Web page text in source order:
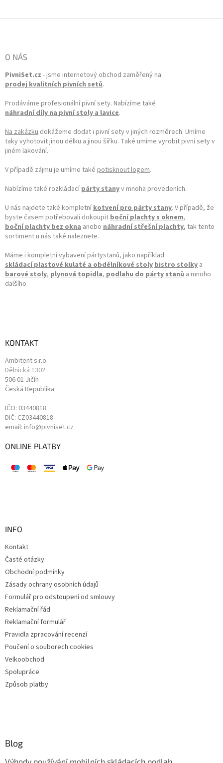
O NÁS
PivniSet.cz - jsme internetový obchod zaměřený na
prodej kvalitních pivních setů.
Prodáváme profesionální pivní sety. Nabízíme také
náhradní díly na pivní stoly a lavice.
Na zakázku dokážeme dodat i pivní sety v jiných rozměrech. Umíme
taky vyhotovit jinou délku a jinou šířku. Také umíme vyrobit pivní sety v
jiném lakování.
V případě zájmu je umíme také potisknout logem.
Nabízíme také rozkládací párty stanyv mnoha provedeních.
U nás najdete také kompletníkotvení pro párty stany. V případě, že
byste časem potřebovali dokoupitboční plachty s oknem,
boční plachty bez okna anebo náhradní střešní plachty, tak tento
sortiment u nás také naleznete.
Máme i kompletní vybavení pártystanů, jako například
skládací plastové kulaté a obdélníkové stolybistro stolky a
barové stoly, plynová topidla, podlahu do párty stanů a mnoho
dalšího.
KONTAKT
Ambitent s.r.o.
Dělnická 1302
506 01 Jičín
Česká Republika
IČO: 03440818
DIČ: CZ03440818
email: info@pivniset.cz
ONLINE PLATBY
INFO
Kontakt
Časté otázky
Obchodní podmínky
Zásady ochrany osobních údajů
Formulář pro odstoupení od smlouvy
Reklamační řád
Reklamační formulář
Pravidla zpracování recenzí
Poučení o souborech cookies
Velkoobchod
Spolupráce
Způsob platby
Blog